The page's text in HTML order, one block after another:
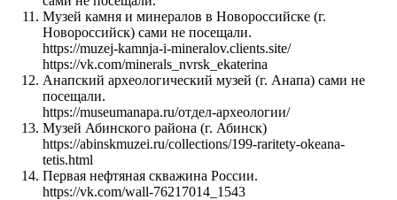
Музей камня и минералов в Новороссийске (г.
Новороссийск) сами не посещали.
https://muzej-kamnja-i-mineralov.clients.site/
https://vk.com/minerals_nvrsk_ekaterina
Анапский археологический музей (г. Анапа) сами не
посещали.
https://museumanapa.ru/отдел-археологии/
Музей Абинского района (г. Абинск)
https://abinskmuzei.ru/collections/199-raritety-okeana-
tetis.html
Первая нефтяная скважина России.
https://vk.com/wall-76217014_1543